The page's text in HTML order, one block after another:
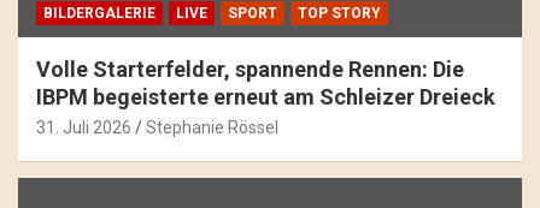
BILDERGALERIE LIVE SPORT TOP STORY
Volle Starterfelder, spannende Rennen: Die
IBPM begeisterte erneut am Schleizer Dreieck
31. Juli 2026 Stephanie Rössel